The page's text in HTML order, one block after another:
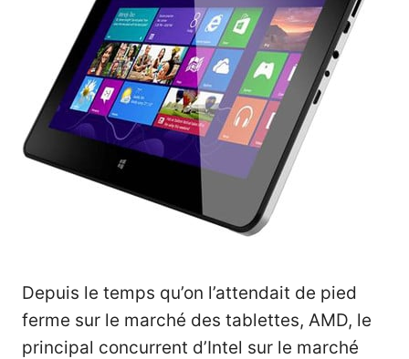
Depuis le temps qu’on l’attendait de pied
ferme sur le marché des tablettes, AMD, le
principal concurrent d’Intel sur le marché